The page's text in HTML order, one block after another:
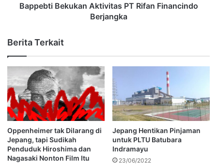
Bappebti Bekukan Aktivitas PT Rifan Financindo
Berjangka
Berita Terkait
Oppenheimer tak Dilarang di
Jepang, tapi Sudikah
Penduduk Hiroshima dan
Nagasaki Nonton Film Itu
Jepang Hentikan Pinjaman
untuk PLTU Batubara
Indramayu
23/06/2022